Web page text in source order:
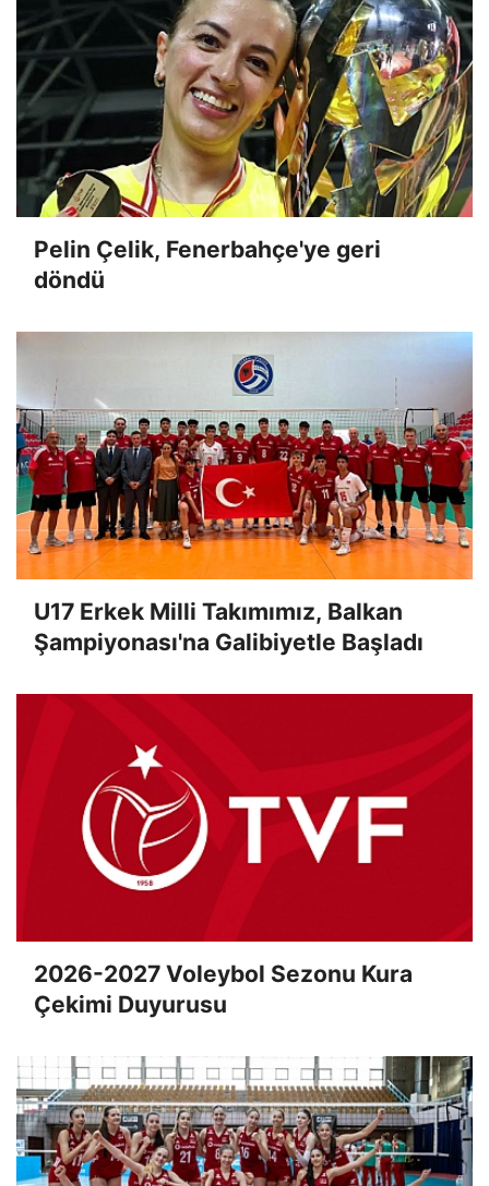
Pelin Çelik, Fenerbahçe'ye geri
döndü
U17 Erkek Milli Takımımız, Balkan
Şampiyonası'na Galibiyetle Başladı
2026-2027 Voleybol Sezonu Kura
Çekimi Duyurusu